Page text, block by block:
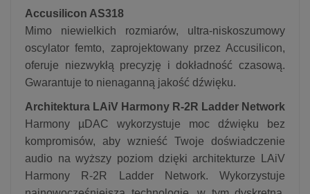
Accusilicon AS318
Mimo niewielkich rozmiarów, ultra-niskoszumowy
oscylator femto, zaprojektowany przez Accusilicon,
oferuje niezwykłą precyzję i dokładność czasową.
Gwarantuje to nienaganną jakość dźwięku.
Architektura LAiV Harmony R-2R Ladder Network
Harmony µDAC wykorzystuje moc dźwięku bez
kompromisów, aby wznieść Twoje doświadczenie
audio na wyższy poziom dzięki architekturze LAiV
Harmony R-2R Ladder Network. Wykorzystuje